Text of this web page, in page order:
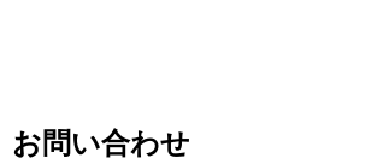
お問い合わせ